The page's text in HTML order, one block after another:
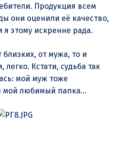
Продукция всем
они оценили её качество,
я этому искренне рада.
близких, от мужа, то и
легко. Кстати, судьба так
мой муж тоже
мой любимый папка…